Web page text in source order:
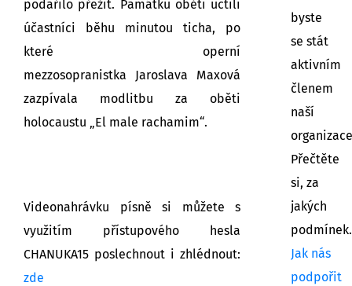
podařilo přežít. Památku obětí uctili
účastníci běhu minutou ticha, po
které operní
mezzosopranistka Jaroslava Maxová
zazpívala modlitbu za oběti
holocaustu „El male rachamim“.
Videonahrávku písně si můžete s
využitím přístupového hesla
CHANUKA15 poslechnout i zhlédnout:
zde
byste
se stát
aktivním
členem
naší
Přečtěte
si, za
jakých
podmínek.
Jak nás
podpořit